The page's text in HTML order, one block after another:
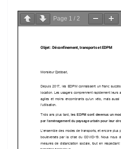
Page 1 / 2